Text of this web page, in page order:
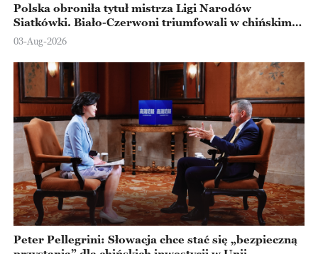
Polska obroniła tytuł mistrza Ligi Narodów
Siatkówki. Biało-Czerwoni triumfowali w chińskim
Ningbo
03-Aug-2026
Peter Pellegrini: Słowacja chce stać się „bezpieczną